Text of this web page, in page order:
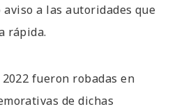
a las autoridades que
rápida.
fueron robadas en
de dichas